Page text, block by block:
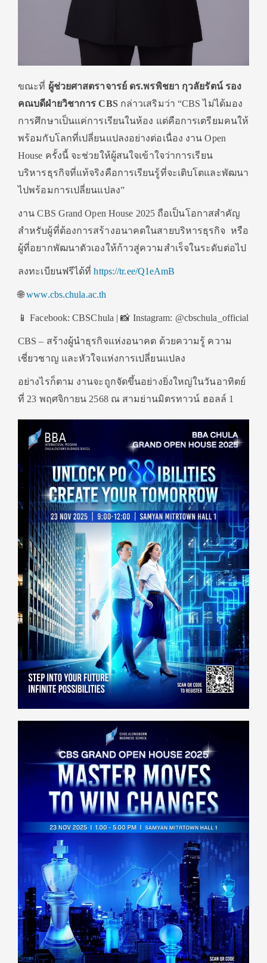
ขณะที่ ผู้ช่วยศาสตราจารย์ ดร.พรพิชยา กุวลัยรัตน์ รอง
คณบดีฝ่ายวิชาการCBSกล่าวเสริมว่า “CBS ไม่ได้มอง
การศึกษาเป็นแค่การเรียนในห้อง แต่คือการเตรียมคนให้
พร้อมกับโลกที่เปลี่ยนแปลงอย่างต่อเนื่อง งาน Open
House ครั้งนี้ จะช่วยให้ผู้สนใจเข้าใจว่าการเรียน
บริหารธุรกิจที่แท้จริงคือการเรียนรู้ที่จะเติบโตและพัฒนา
ไปพร้อมการเปลี่ยนแปลง”
งาน CBS Grand Open House 2025 ถือเป็นโอกาสสำคัญ
สำหรับผู้ที่ต้องการสร้างอนาคตในสายบริหารธุรกิจ หรือ
ผู้ที่อยากพัฒนาตัวเองให้ก้าวสู่ความสำเร็จในระดับต่อไป
ลงทะเบียนฟรีได้ที่https://tr.ee/Q1eAmB
🌐www.cbs.chula.ac.th
📱 Facebook: CBSChula | 📸 Instagram: @cbschula_official
CBS – สร้างผู้นำธุรกิจแห่งอนาคต ด้วยความรู้ ความ
เชี่ยวชาญ และหัวใจแห่งการเปลี่ยนแปลง
อย่างไรก็ตาม งานจะถูกจัดขึ้นอย่างยิ่งใหญ่ในวันอาทิตย์
ที่ 23 พฤศจิกายน 2568 ณ สามย่านมิตรทาวน์ ฮอลล์ 1